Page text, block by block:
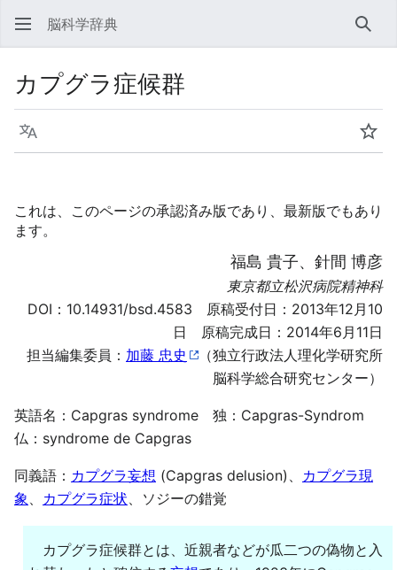
脳科学辞典 検索
カプグラ症候群
言語 ウ
これは、このページの承認済み版であり、最新版でもあり
ます。
福島 貴子、針間 博彦
東京都立松沢病院精神科
DOI： 10.14931/bsd.4583 原稿受付日：2013年12月10
日 原稿完成日：2014年6月11日
担当編集委員： 加藤 忠史
（独立行政法人理化学研究所
脳科学総合研究センター）
英語名：Capgras syndrome 独：Capgras-Syndrom
仏：syndrome de Capgras
同義語： カプグラ妄想 (Capgras delusion)、 カプグラ現
象、 カプグラ症状、ソジーの錯覚
カプグラ症候群とは、近親者などが瓜二つの偽物と入